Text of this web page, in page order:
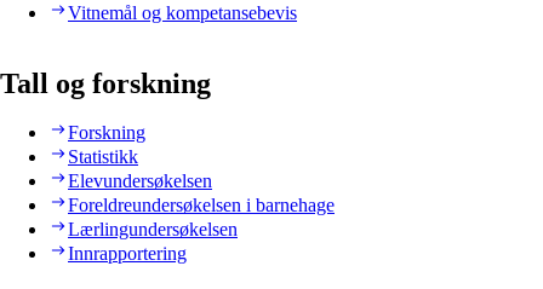
Vitnemål og kompetansebevis
Tall og forskning
Forskning
Statistikk
Elevundersøkelsen
Foreldreundersøkelsen i barnehage
Lærlingundersøkelsen
Innrapportering